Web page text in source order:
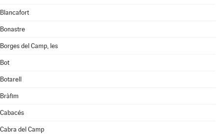
Blancafort
Bonastre
Borges del Camp, les
Bot
Botarell
Bràfim
Cabacés
Cabra del Camp